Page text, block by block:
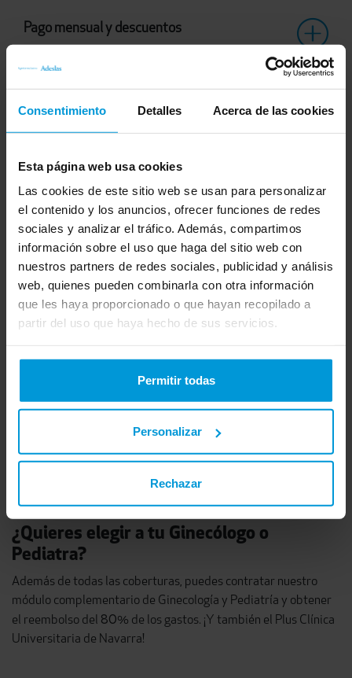
Consentimiento Detalles Acerca de las cookies
Esta página web usa cookies
Las cookies de este sitio web se usan para personalizar
el contenido y los anuncios, ofrecer funciones de redes
sociales y analizar el tráfico. Además, compartimos
información sobre el uso que haga del sitio web con
nuestros partners de redes sociales, publicidad y análisis
web, quienes pueden combinarla con otra información
que les haya proporcionado o que hayan recopilado a
partir del uso que haya hecho de sus servicios.
Permitir todas
Personalizar
Rechazar
Pago mensual y descuentos
La mejor forma de cuidar de tu familia
sin sorpresas
Adeslas Plena Plus te da la bienvenida a los mejores
servicios de un seguro médico privado de calidad sin
copagos. Atención ambulatoria, hospitalaria, urgencias,
pruebas diagnósticas y asistencia a domicilio siempre con
la misma tarifa. Y ahora, tendrás acceso a la mayor parte
del Cuadro Médico Adeslas por videollamada,
¿Quieres elegir a tu Ginecólogo o
Pediatra?
Además de todas las coberturas, puedes contratar nuestro
módulo complementario de Ginecología y Pediatría y obtener
el reembolso del 80% de los gastos. ¡Y también el Plus Clínica
Universitaria de Navarra!